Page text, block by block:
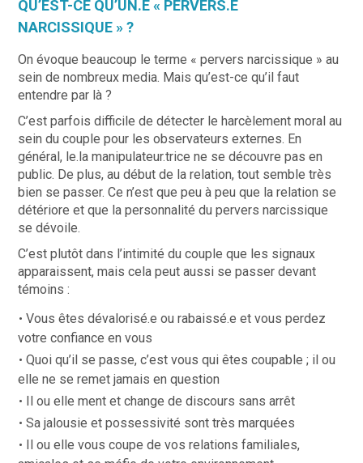
QU’EST-CE QU’UN.E « PERVERS.E
NARCISSIQUE » ?
On évoque beaucoup le terme « pervers narcissique » au
sein de nombreux media. Mais qu’est-ce qu’il faut
entendre par là ?
C’est parfois difficile de détecter le harcèlement moral au
sein du couple pour les observateurs externes. En
général, le.la manipulateur.trice ne se découvre pas en
public. De plus, au début de la relation, tout semble très
bien se passer. Ce n’est que peu à peu que la relation se
détériore et que la personnalité du pervers narcissique
se dévoile.
C’est plutôt dans l’intimité du couple que les signaux
apparaissent, mais cela peut aussi se passer devant
témoins :
Vous êtes dévalorisé.e ou rabaissé.e et vous perdez
votre confiance en vous
Quoi qu’il se passe, c’est vous qui êtes coupable ; il ou
elle ne se remet jamais en question
Il ou elle ment et change de discours sans arrêt
Sa jalousie et possessivité sont très marquées
Il ou elle vous coupe de vos relations familiales,